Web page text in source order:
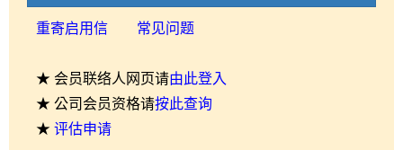
重寄启用信 常见问题
★ 会员联络人网页请由此登入
★ 公司会员资格请按此查询
★ 评估申请